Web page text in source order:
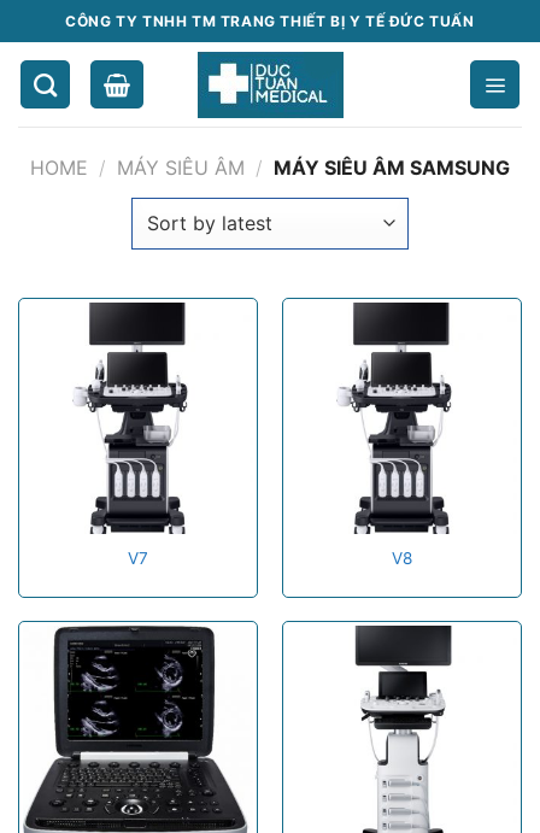
Chuyển
đến
dung
CÔNG TY TNHH TM TRANG THIẾT BỊ Y TẾ ĐỨC TUẤN
HOME / MÁY SIÊU ÂM / MÁY SIÊU ÂM SAMSUNG
V7 V8